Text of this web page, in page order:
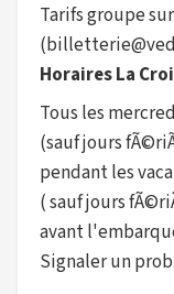
Tarifs groupe
Horaires La
Tous les
(sauf jours
pendant les
( sauf jours
avant
Signaler un